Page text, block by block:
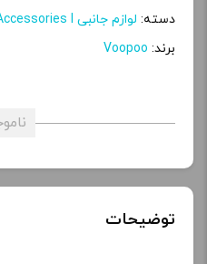
دسته: لوازم جانبی Accessories l
برند: Voopoo
توضیحات